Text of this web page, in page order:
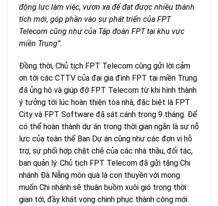
động lực làm việc, vươn xa để đạt được nhiều thành
tích mới, góp phần vào sự phát triển của FPT
Telecom cũng như của Tập đoàn FPT tại khu vực
miền Trung”.
Đồng thời, Chủ tịch FPT Telecom cũng gửi lời cảm
ơn tới các CTTV của đại gia đình FPT tại miền Trung
đã ủng hộ và giúp đỡ FPT Telecom từ khi hình thành
ý tưởng tới lúc hoàn thiện tòa nhà, đặc biệt là FPT
City và FPT Software đã sát cánh trong 9 tháng. Để
có thể hoàn thành dự án trong thời gian ngắn là sự nỗ
lực của toàn thể Ban Dự án cũng như các đơn vị hỗ
trợ, sự phối hợp chặt chẽ của các nhà thầu, đối tác,
ban quản lý. Chủ tịch FPT Telecom đã gửi tặng Chi
nhánh Đà Nẵng món quà là con thuyền với mong
muốn Chi nhánh sẽ thuận buồm xuôi gió trong thời
gian tới, đầy khát vọng chinh phục thành công mới.